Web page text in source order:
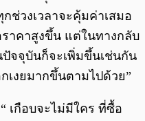
ช่วงเวลาจะคุ้มค่าเสมอ
ราคาสูงขึ้น แต่ในทางกลับ
จจุบันก็จะเพิ่มขึ้นเช่นกัน
เงยมากขึ้นตามไปด้วย”
เกือบจะไม่มีใคร ที่ซื้อ